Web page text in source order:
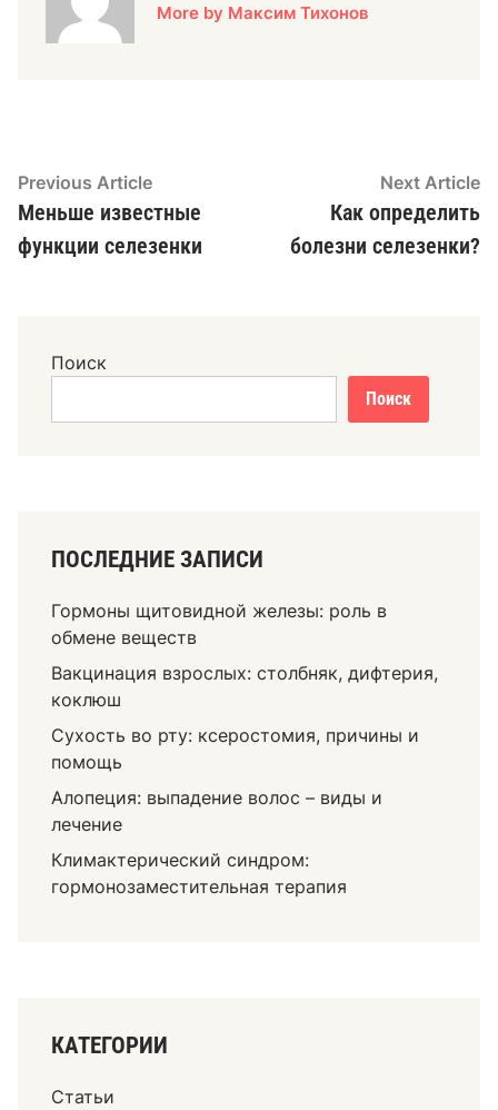
More by Максим Тихонов
Навигация
по
записям
Previous ArticlePrevious
article:
Меньше известные
функции селезенки
Next Article
Как определить
болезни селезенки?
Поиск
Поиск
ПОСЛЕДНИЕ ЗАПИСИ
Гормоны щитовидной железы: роль в
обмене веществ
Вакцинация взрослых: столбняк, дифтерия,
коклюш
Сухость во рту: ксеростомия, причины и
помощь
Алопеция: выпадение волос – виды и
лечение
Климактерический синдром:
гормонозаместительная терапия
КАТЕГОРИИ
Статьи